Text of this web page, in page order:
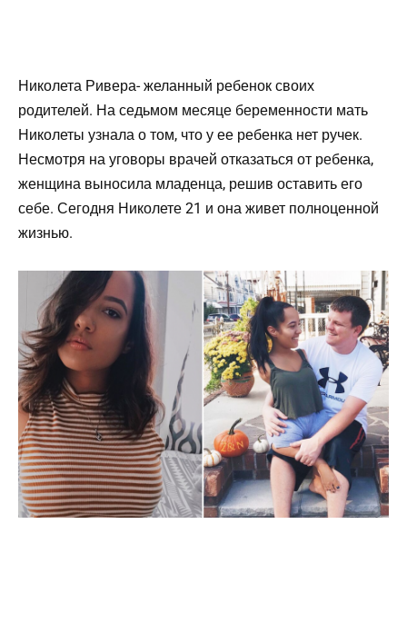
Николета Ривера- желанный ребенок своих
родителей. На седьмом месяце беременности мать
Николеты узнала о том, что у ее ребенка нет ручек.
Несмотря на уговоры врачей отказаться от ребенка,
женщина выносила младенца, решив оставить его
себе. Сегодня Николете 21 и она живет полноценной
жизнью.